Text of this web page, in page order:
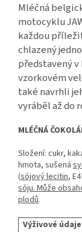
Mléčná
motocyklu
každou
chlazený
představený v
vzorkovém
také navrhli
vyráběl až do
MLÉČNÁ
Složení: cukr,
hmota, sušená
(sójový lecitin,
sóju. Může
plodů.
Výživové